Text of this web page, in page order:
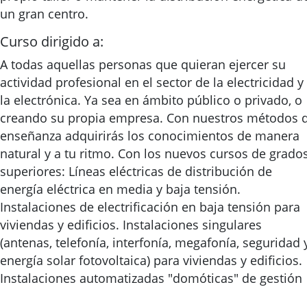
un gran centro.
Curso dirigido a:
A todas aquellas personas que quieran ejercer su
actividad profesional en el sector de la electricidad y
la electrónica. Ya sea en ámbito público o privado, o
creando su propia empresa. Con nuestros métodos
enseñanza adquirirás los conocimientos de manera
natural y a tu ritmo. Con los nuevos cursos de
superiores: Líneas eléctricas de distribución de
energía eléctrica en media y baja tensión.
Instalaciones de electrificación en baja tensión para
viviendas y edificios. Instalaciones singulares
(antenas, telefonía, interfonía, megafonía, seguridad
energía solar fotovoltaica) para viviendas y edificios.
Instalaciones automatizadas "domóticas" de gestión